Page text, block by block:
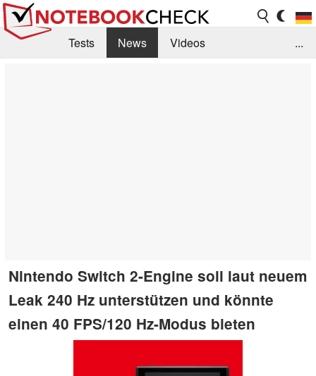
Tests News
Videos
...
Nintendo Switch 2-Engine soll laut neuem
Leak 240 Hz unterstützen und könnte
einen 40 FPS/120 Hz-Modus bieten